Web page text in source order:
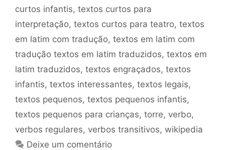
curtos infantis, textos curtos para
interpretação, textos curtos para teatro, textos
em latim com tradução, textos em latim com
tradução textos em latim traduzidos, textos em
latim traduzidos, textos engraçados, textos
infantis, textos interessantes, textos legais,
textos pequenos, textos pequenos infantis,
textos pequenos para crianças, torre, verbo,
verbos regulares, verbos transitivos, wikipedia
Deixe um comentário